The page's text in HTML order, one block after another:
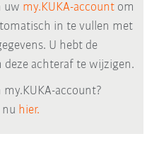
uw my.KUKA-account om
in te vullen met
U hebt de
achteraf te wijzigen.
account?
nu hier.